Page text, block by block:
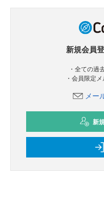
新規会員
・全ての過
・会員限定
メー
新